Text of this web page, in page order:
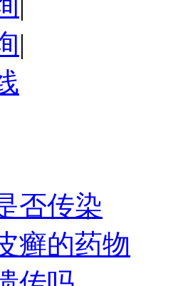
|
否传染
癣的药物